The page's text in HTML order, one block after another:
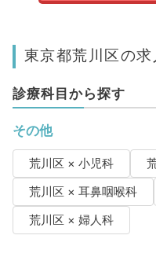
東京都荒川区の求
診療科目から探す
その他
荒川区 × 小児科
荒川区 × 耳鼻咽喉科
荒川区 × 婦人科